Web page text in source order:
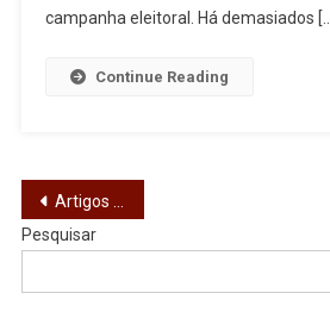
campanha eleitoral. Há demasiados […]
Continue Reading
Navegação
de
artigos
Artigos mais antigos
Pesquisar